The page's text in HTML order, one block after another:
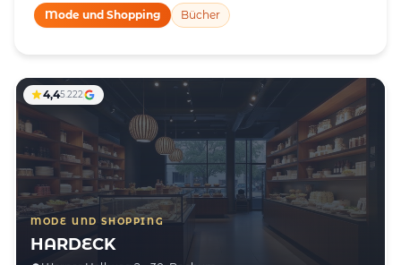
Mode und Shopping Bücher
MODE UND SHOPPING
HARDECK
4,45.222